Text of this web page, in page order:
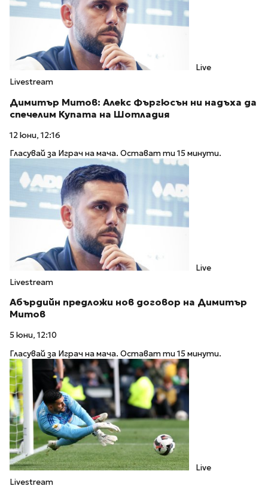
Live
Livestream
Димитър Митов: Алекс Фъргюсън ни надъха да
спечелим Купата на Шотладия
12 юни, 12:16
Гласувай за Играч на мача. Остават ти 15 минути.
Live
Livestream
Абърдийн предложи нов договор на Димитър
Митов
5 юни, 12:10
Гласувай за Играч на мача. Остават ти 15 минути.
Live
Livestream